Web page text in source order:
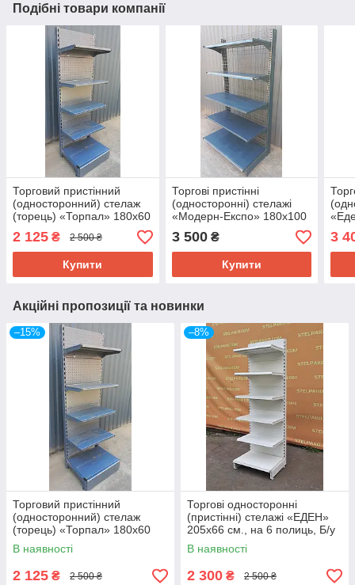
Подібні товари компанії
Торговий пристінний
(односторонний) стелаж
(торець) «Торпал» 180х60
см., RAL-7024, Б/у
2 125 ₴ 2 500 ₴
Купити
Торгові пристінні
(односторонні) стелажі
«Модерн-Експо» 180х100
см., чорний, Б/у
3 500₴
Купити
3
Акційні пропозиції та новинки
–15%
Торговий пристінний
(односторонний) стелаж
(торець) «Торпал» 180х60
см., RAL-7024, Б/у
В наявності
2 125 ₴ 2 500 ₴
–8%
Торгові односторонні
(пристінні) стелажі «ЕДЕН»
205х66 см., на 6 полиць, Б/у
В наявності
2 300 ₴ 2 500 ₴